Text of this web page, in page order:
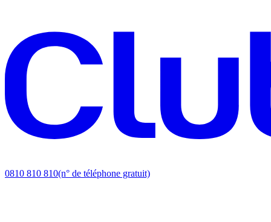
0810 810 810(n° de téléphone gratuit)